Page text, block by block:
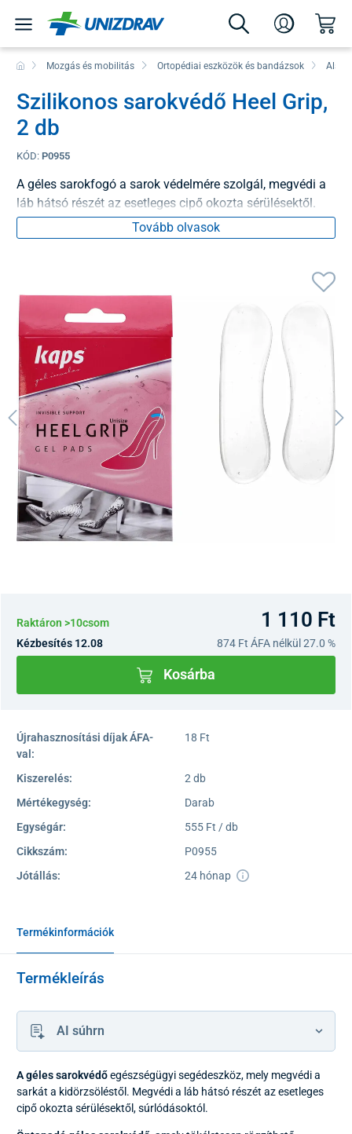
Mozgás és mobilitás Ortopédiai eszközök és bandázsok Alsó
Szilikonos sarokvédő Heel Grip,
2 db
KÓD: P0955
A géles sarokfogó a sarok védelmére szolgál, megvédi a
láb hátsó részét az esetleges cipő okozta sérülésektől.
Tovább olvasok
Raktáron >10csom 1 110 Ft
Kézbesítés 12.08 874 Ft ÁFA nélkül 27.0 %
Kosárba
Újrahasznosítási díjak ÁFA-
val:
18 Ft
Kiszerelés:
2 db
Mértékegység:
Darab
Egységár:
555 Ft / db
Cikkszám:
P0955
Jótállás:
24 hónap
Termékinformációk
Termékleírás
AI súhrn
A géles sarokvédőegészségügyi segédeszköz, mely megvédi a
sarkát a kidörzsöléstől. Megvédi a láb hátsó részét az esetleges
cipő okozta sérülésektől, súrlódásoktól.